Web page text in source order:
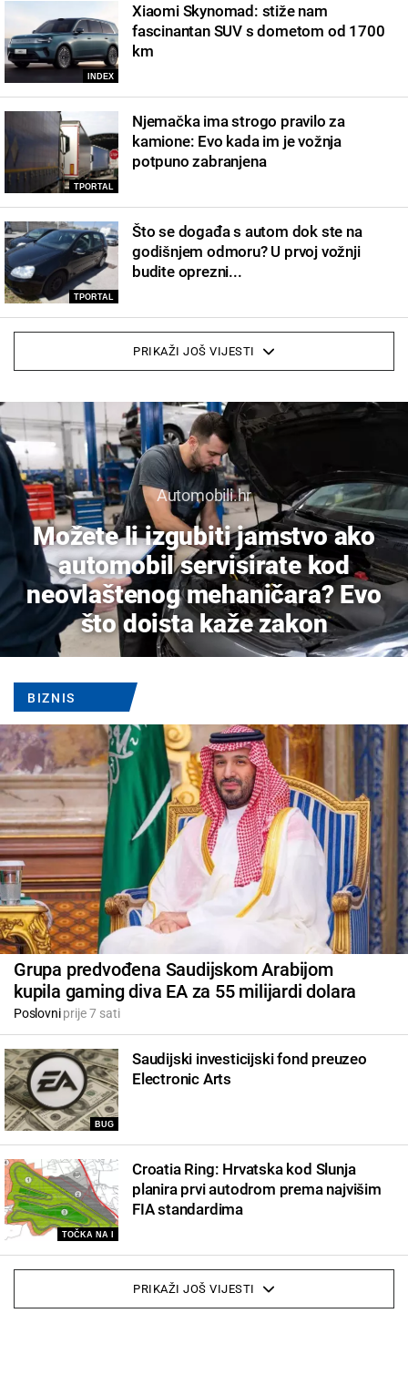
INDEX
Xiaomi Skynomad: stiže nam
fascinantan SUV s dometom od 1700
km
TPORTAL
Njemačka ima strogo pravilo za
kamione: Evo kada im je vožnja
potpuno zabranjena
TPORTAL
Što se događa s autom dok ste na
godišnjem odmoru? U prvoj vožnji
budite oprezni...
PRIKAŽI JOŠ VIJESTI
Automobili.hr
Možete li izgubiti jamstvo ako
automobil servisirate kod
neovlaštenog mehaničara? Evo
što doista kaže zakon
BIZNIS
Grupa predvođena Saudijskom Arabijom
kupila gaming diva EA za 55 milijardi dolara
Poslovniprije 7 sati
BUG
Saudijski investicijski fond preuzeo
Electronic Arts
TOČKA NA I
Croatia Ring: Hrvatska kod Slunja
planira prvi autodrom prema najvišim
FIA standardima
PRIKAŽI JOŠ VIJESTI